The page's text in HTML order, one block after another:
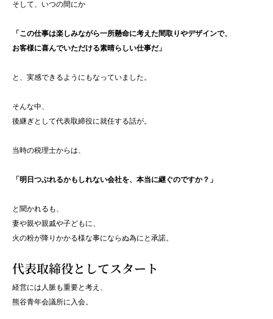
そして、いつの間にか
「この仕事は楽しみながら一所懸命に考えた間取りやデザインで、
お客様に喜んでいただける素晴らしい仕事だ」
と、実感できるようにもなっていました。
そんな中、
後継ぎとして代表取締役に就任する話が。
当時の税理士からは、
「明日つぶれるかもしれない会社を、本当に継ぐのですか？」
と聞かれるも、
妻や親や親戚や子どもに、
火の粉が降りかかる様な事にならぬ為にと承諾。
代表取締役としてスタート
経営には人脈も重要と考え、
熊谷青年会議所に入会。